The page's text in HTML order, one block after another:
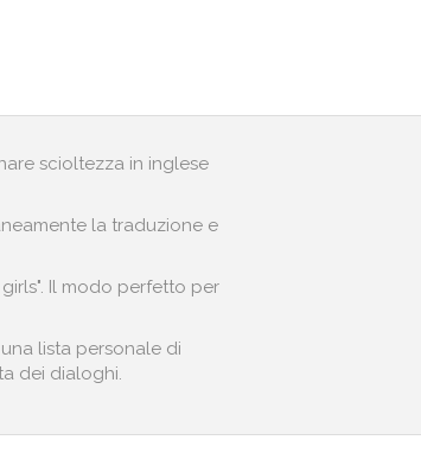
scioltezza in inglese
la traduzione e
Il modo perfetto per
lista personale di
dei dialoghi.